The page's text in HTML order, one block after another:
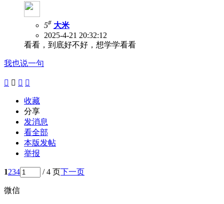
5# 大米
2025-4-21 20:32:12
看看，到底好不好，想学学看看
我也说一句
   
收藏
分享
发消息
看全部
本版发帖
举报
1234 / 4 页下一页
微信